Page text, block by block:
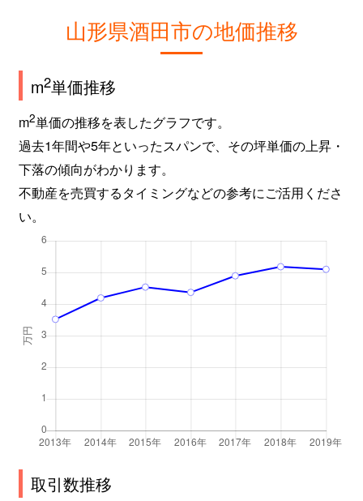
山形県酒田市の地価推移
m2単価推移
m2単価の推移を表したグラフです。
過去1年間や5年といったスパンで、その坪単価の上昇・
下落の傾向がわかります。
不動産を売買するタイミングなどの参考にご活用くださ
い。
取引数推移